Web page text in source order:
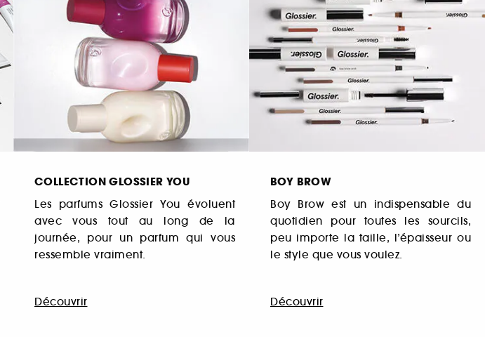
COLLECTION GLOSSIER YOU
Les parfums Glossier You évoluent
avec vous tout au long de la
journée, pour un parfum qui vous
ressemble vraiment.
Découvrir
BOY BROW
Boy Brow est un indispensable du
quotidien pour toutes les sourcils,
peu importe la taille, l’épaisseur ou
le style que vous voulez.
Découvrir